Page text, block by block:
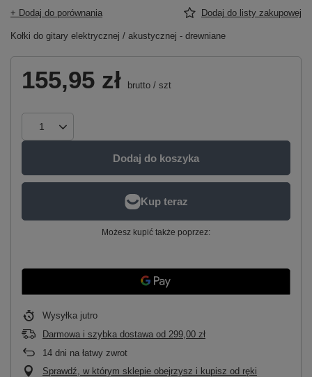
+ Dodaj do porównania Dodaj do listy zakupowej
Kołki do gitary elektrycznej / akustycznej - drewniane
155,95 zł brutto / szt
Dodaj do koszyka
Możesz kupić także poprzez:
Wysyłka jutro
Darmowa i szybka dostawa od 299,00 zł
14 dni na łatwy zwrot
Sprawdź, w którym sklepie obejrzysz i kupisz od ręki